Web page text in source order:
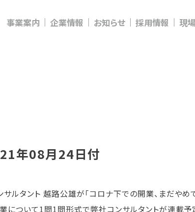
事業案内 企業情報 お知らせ 採用情報 現
年08月24日付
サルタント 越路公雄が「コロナ下での開業、まだやめ
業について1問1問形式で弊社コンサルタントが連載予